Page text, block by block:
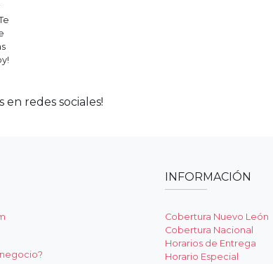
en redes sociales!
INFORMACIÓN
Cobertura Nuevo León
Cobertura Nacional
Horarios de Entrega
Horario Especial